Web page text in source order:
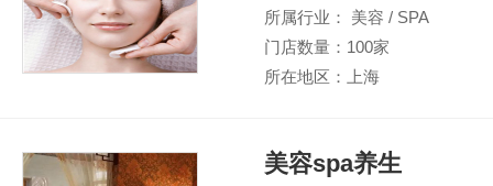
所属行业： 美容 / SPA
门店数量：100家
所在地区：上海
美容spa养生